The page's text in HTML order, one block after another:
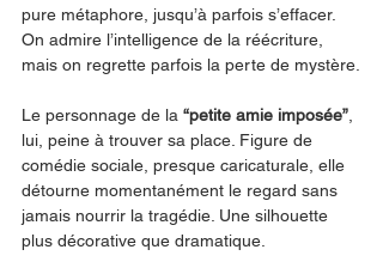
pure métaphore, jusqu’à parfois s’effacer.
On admire l’intelligence de la réécriture,
mais on regrette parfois la perte de mystère.
Le personnage de la “petite amie imposée”
lui, peine à trouver sa place. Figure de
comédie sociale, presque caricaturale, elle
détourne momentanément le regard sans
jamais nourrir la tragédie. Une silhouette
plus décorative que dramatique.